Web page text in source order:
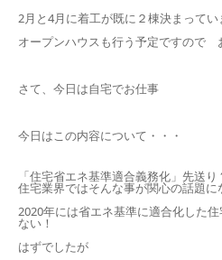
2月と4月に着工が既に２棟決まってい
オープンハウスも行う予定ですので
さて、今日は自宅でお仕事
今日はこの内容について・・・
「住宅省エネ基準適合義務化」先送り
住宅業界ではそんな事が関心の話題に
2020年には省エネ基準に適合化した
ない！
はずでしたが